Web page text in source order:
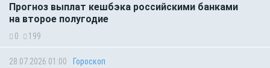
Прогноз выплат кешбэка российскими банками
на второе полугодие
0 199
28.07.2026 01:00 Гороскоп